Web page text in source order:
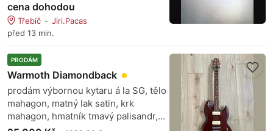
cena dohodou
Třebíč
Jiri.Pacas
před 13 min.
PRODÁM
Warmoth Diamondback
prodám výbornou kytaru á la SG, tělo
mahagon, matný lak satin, krk
mahagon, hmatník tmavý palisandr,...